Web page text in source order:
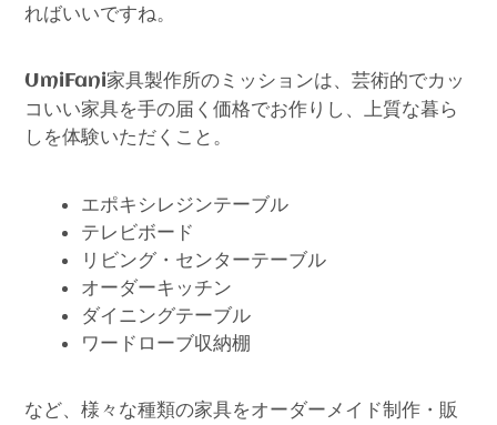
ればいいですね。
UmiFani家具製作所のミッションは、芸術的でカッ
コいい家具を手の届く価格でお作りし、上質な暮ら
しを体験いただくこと。
エポキシレジンテーブル
テレビボード
リビング・センターテーブル
オーダーキッチン
ダイニングテーブル
ワードローブ収納棚
など、様々な種類の家具をオーダーメイド制作・販